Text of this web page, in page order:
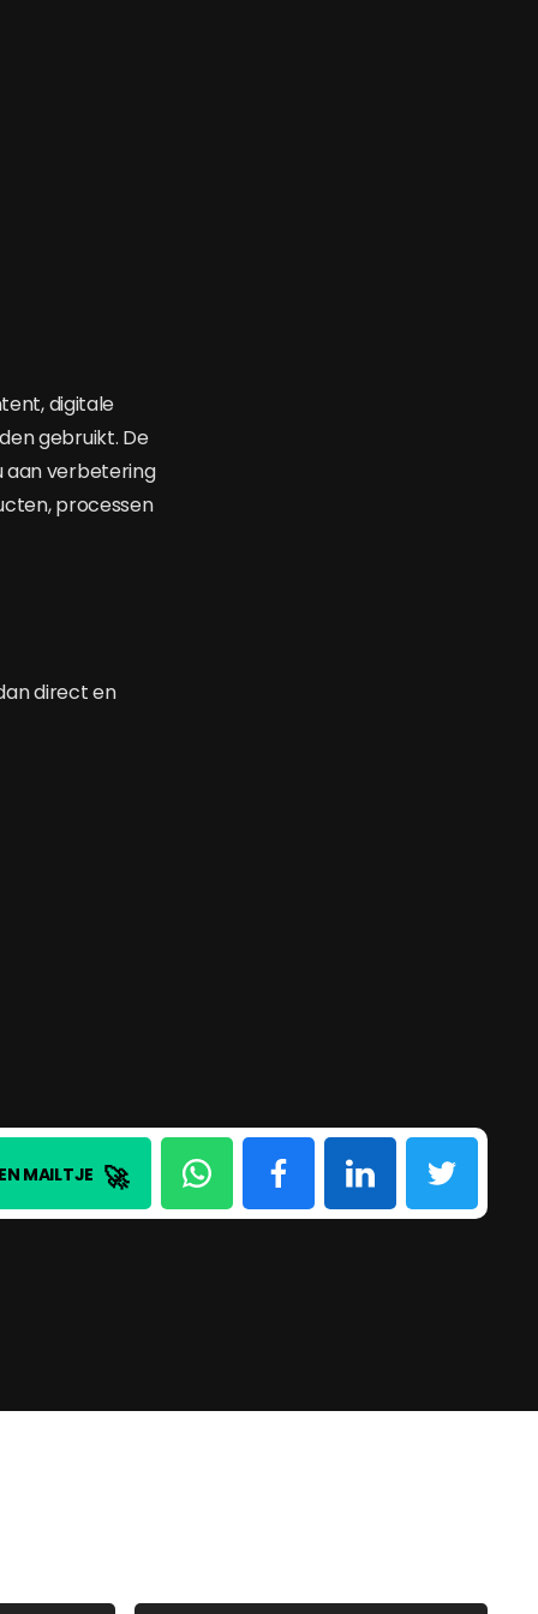
digitale
gebruikt. De
aan verbetering
processen
direct en
MAILTJE 🚀